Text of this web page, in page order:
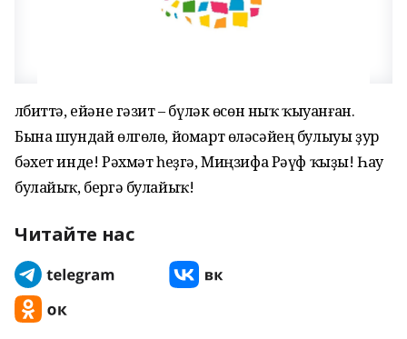
Әлбиттә, ейәне гәзит – бүләк өсөн ныҡ ҡыуанған.
Бына шундай өлгөлө, йомарт өләсәйең булыуы ҙур
бәхет инде! Рәхмәт һеҙгә, Миңзифа Рәүф ҡыҙы! Һау
булайыҡ, бергә булайыҡ!
Читайте нас